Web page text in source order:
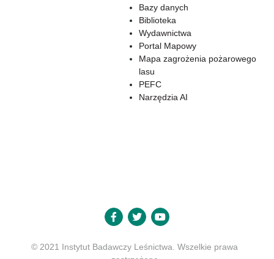
Bazy danych
Biblioteka
Wydawnictwa
Portal Mapowy
Mapa zagrożenia pożarowego
lasu
PEFC
Narzędzia AI
© 2021 Instytut Badawczy Leśnictwa. Wszelkie prawa